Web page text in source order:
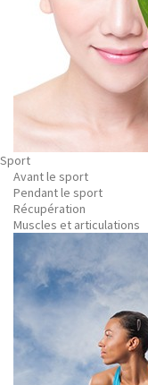
Sport
Avant le sport
Pendant le sport
Récupération
Muscles et articulations